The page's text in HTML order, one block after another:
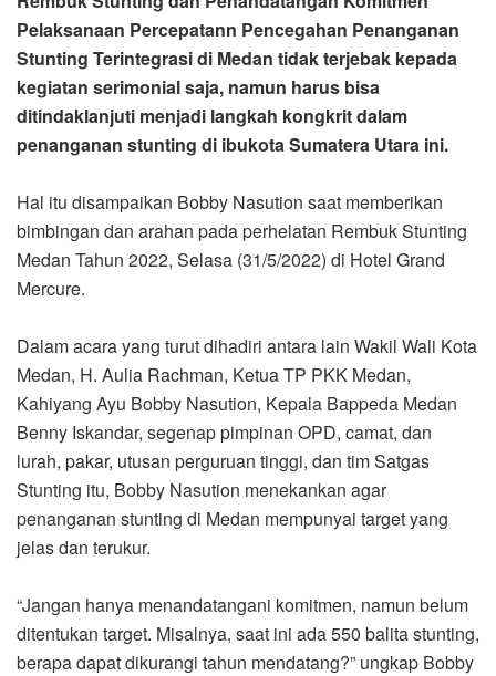
Pelaksanaan Percepatann Pencegahan Penanganan
Stunting Terintegrasi di Medan tidak terjebak kepada
kegiatan serimonial saja, namun harus bisa
ditindaklanjuti menjadi langkah kongkrit dalam
penanganan stunting di ibukota Sumatera Utara ini.
Hal itu disampaikan Bobby Nasution saat memberikan
bimbingan dan arahan pada perhelatan Rembuk Stunting
Medan Tahun 2022, Selasa (31/5/2022) di Hotel Grand
Mercure.
Dalam acara yang turut dihadiri antara lain Wakil Wali Kota
Medan, H. Aulia Rachman, Ketua TP PKK Medan,
Kahiyang Ayu Bobby Nasution, Kepala Bappeda Medan
Benny Iskandar, segenap pimpinan OPD, camat, dan
lurah, pakar, utusan perguruan tinggi, dan tim Satgas
Stunting itu, Bobby Nasution menekankan agar
penanganan stunting di Medan mempunyai target yang
jelas dan terukur.
“Jangan hanya menandatangani komitmen, namun belum
ditentukan target. Misalnya, saat ini ada 550 balita stunting,
berapa dapat dikurangi tahun mendatang?” ungkap Bobby